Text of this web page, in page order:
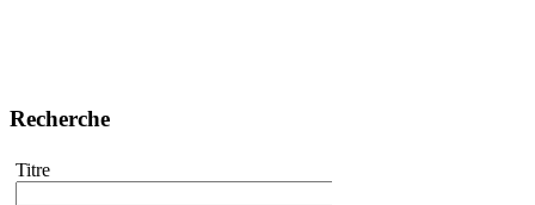
Recherche
Titre